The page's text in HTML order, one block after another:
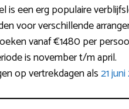
is een erg populaire
voor verschillende
vanaf €1480 per
is november t/m april.
op vertrekdagen als21